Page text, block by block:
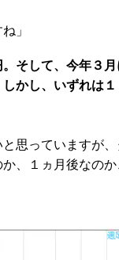
」
そして、今年３
しかし、いずれは
思っていますが
、１ヵ月後なの